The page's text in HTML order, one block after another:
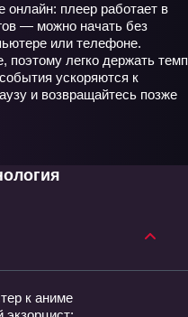
онлайн: плеер работает в
— можно начать без
или телефоне.
поэтому легко держать темп
ускоряются к
и возвращайтесь позже